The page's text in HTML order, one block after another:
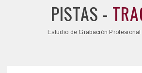
PISTAS -
Estudio de Grabación